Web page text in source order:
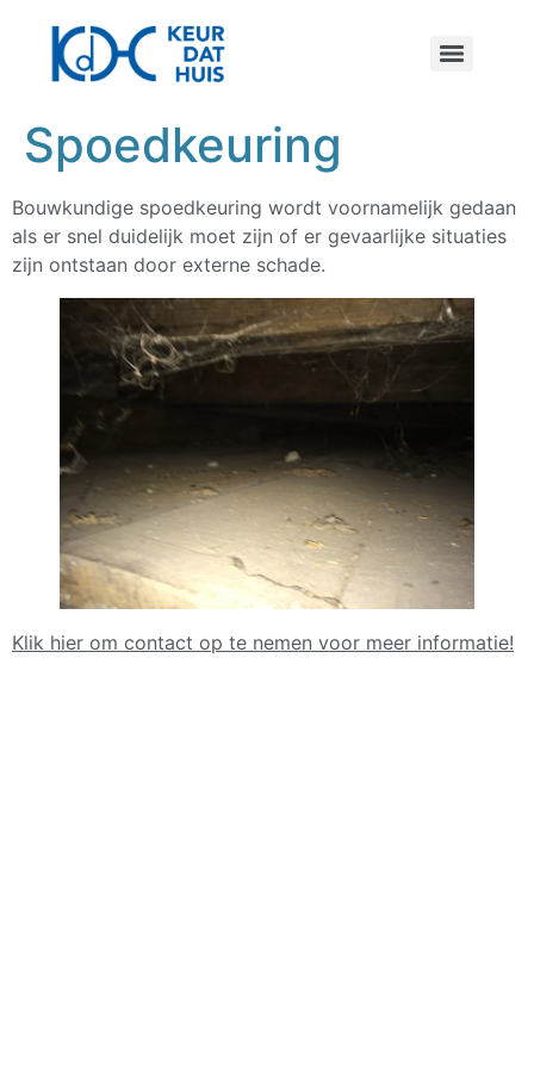
Spoedkeuring
Bouwkundige spoedkeuring wordt voornamelijk gedaan
als er snel duidelijk moet zijn of er gevaarlijke situaties
zijn ontstaan door externe schade.
Klik hier om contact op te nemen voor meer informatie!